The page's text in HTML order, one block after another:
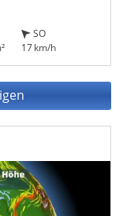
SO
17 km/h